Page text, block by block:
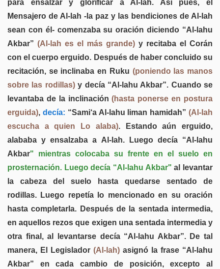
para ensalzar y glorificar a Al-lah. Así pues, el
Mensajero de Al-lah -la paz y las bendiciones de Al-lah
sean con él- comenzaba su oración diciendo “Al-lahu
Akbar” (Al-lah es el más grande) y recitaba el Corán
con el cuerpo erguido. Después de haber concluido su
recitación, se inclinaba en Ruku (poniendo las manos
sobre las rodillas)y decía “Al-lahu Akbar”. Cuando se
levantaba de la inclinación(hasta ponerse en postura
erguida), decía: “Sami‘a Al-lahu liman hamidah”(Al-lah
escucha a quien Lo alaba). Estando aún erguido,
alababa y ensalzaba a Al-lah. Luego decía “Al-lahu
Akbar" mientras colocaba su frente en el suelo en
prosternación. Luego decía “Al-lahu Akbar" al levantar
la cabeza del suelo hasta quedarse sentado de
rodillas. Luego repetía lo mencionado en su oración
hasta completarla. Después de la sentada intermedia,
en aquellos rezos que exigen una sentada intermedia y
otra final, al levantarse decía “Al-lahu Akbar”. De tal
manera, El Legislador (Al-lah) asignó la frase “Al-lahu
Akbar” en cada cambio de posición, excepto al